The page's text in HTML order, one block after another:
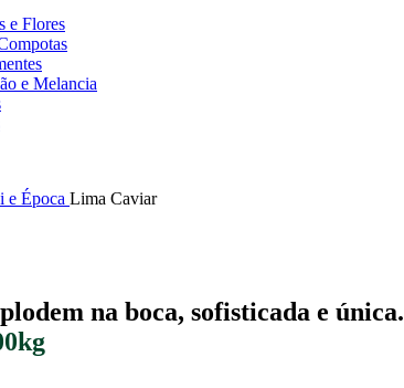
e Flores
e Melancia
e Época Lima Caviar
na boca, sofisticada e única.